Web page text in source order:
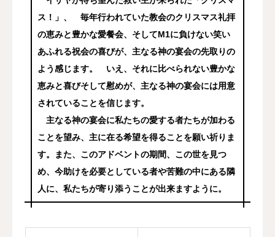
ス！」、 毎年行われていた教会のクリスマス礼拝
の恵みと豊かな愛餐会、そしてM1に負けない笑い
あふれる祝会の喜びが、主なる神の宴会の先取りの
よう感じます。 いえ、それに比べられない豊かな
恵みと喜びそして慰めが、主なる神の宴会には用意
されていることを信じます。
主なる神の宴会に私たちの愛する者たちが加わる
ことを望み、主に在る希望を得ることを願い祈りま
す。また、このアドベントの期間、この世を見つ
め、今助けを必要としている者や苦難の中にある隣
人に、私たちが寄り添うことが出来ますように。